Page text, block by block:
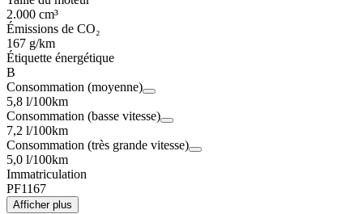
2.000 cm³
Émissions de CO₂
167 g/km
Étiquette énergétique
B
Consommation (moyenne)
5,8 l/100km
Consommation (basse vitesse)
7,2 l/100km
Consommation (très grande vitesse)
5,0 l/100km
Immatriculation
PF1167
Afficher plus